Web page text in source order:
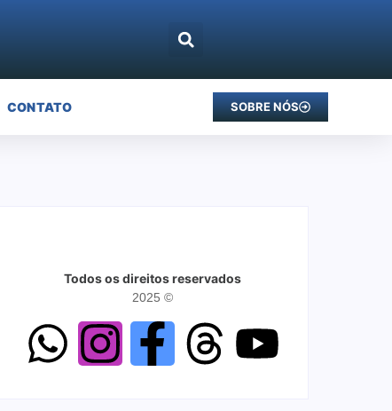
CONTATO SOBRE NÓS
Todos os direitos reservados
2025 ©